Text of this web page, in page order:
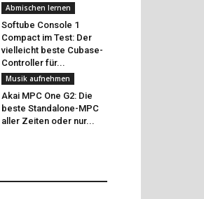
Abmischen lernen
Softube Console 1
Compact im Test: Der
vielleicht beste Cubase-
Controller für...
Musik aufnehmen
Akai MPC One G2: Die
beste Standalone-MPC
aller Zeiten oder nur...